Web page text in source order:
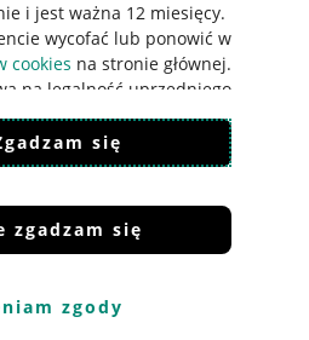
i jest ważna 12 miesięcy.
wycofać lub ponowić w
cookies na stronie głównej.
na legalność uprzedniego
ochrony prywatności
się
zgadzam się
zgody
akceptacjęregulaminu